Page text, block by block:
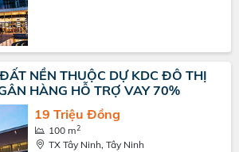
NỀN THUỘC DỰ KDC ĐÔ THỊ
HÀNG HỖ TRỢ VAY 70%
19 Triệu Đồng
100 m2
TX Tây Ninh, Tây Ninh